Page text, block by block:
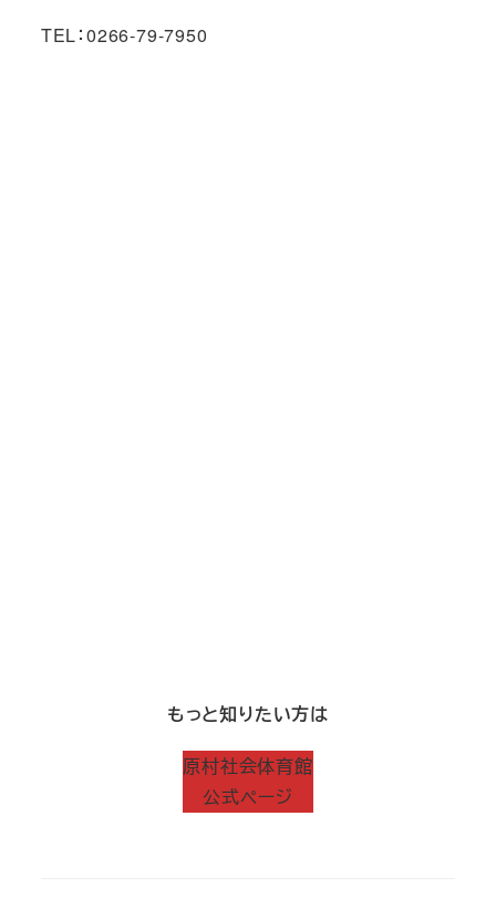
TEL：0266-79-7950
もっと知りたい方は
原村社会体育館
公式ページ